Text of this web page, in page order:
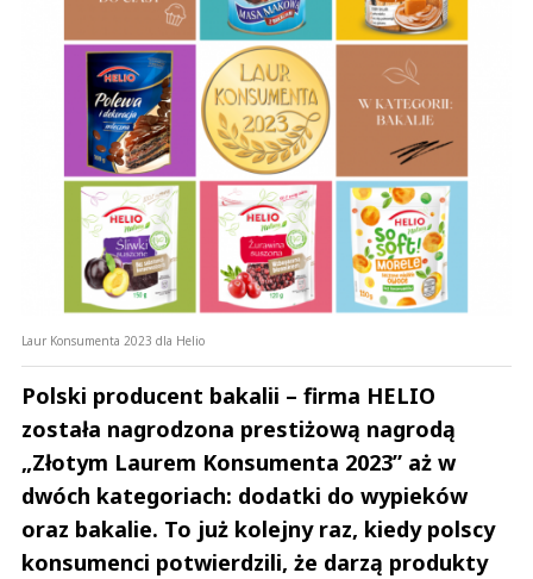
Laur Konsumenta 2023 dla Helio
Polski producent bakalii – firma HELIO
została nagrodzona prestiżową nagrodą
„Złotym Laurem Konsumenta 2023” aż w
dwóch kategoriach: dodatki do wypieków
oraz bakalie. To już kolejny raz, kiedy polscy
konsumenci potwierdzili, że darzą produkty